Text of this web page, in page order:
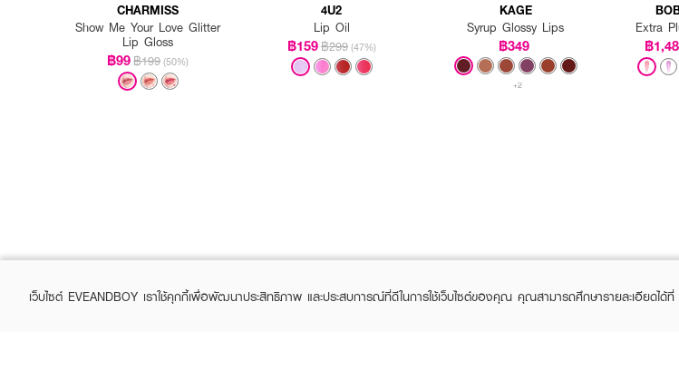
CHARMISS
Show Me Your Love Glitter
Lip Gloss
฿99฿199 (50%)
4U2
Lip Oil
฿159฿299 (47%)
KAGE
Syrup Glossy Lips
฿349
+2
Extra
฿
เว็บไซต์ EVEANDBOY เราใช้คุกกี้เพื่อพัฒนาประสิทธิภาพ และประสบการณ์ที่ดีในการใช้เว็บไซต์ของคุณ คุณสามารถศึกษารายละเอียดได้ที่